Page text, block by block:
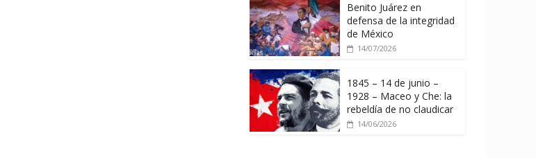
Benito Juárez en
defensa de la integridad
de México
14/07/2026
1845 – 14 de junio –
1928 – Maceo y Che: la
rebeldía de no claudicar
14/06/2026